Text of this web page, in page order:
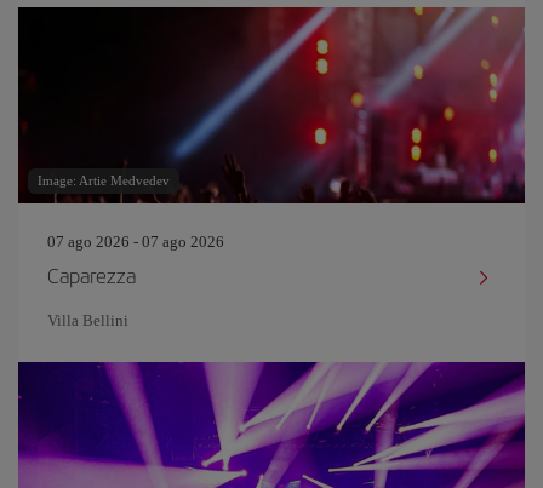
Image: Artie Medvedev
07 ago 2026 - 07 ago 2026
Caparezza
Villa Bellini